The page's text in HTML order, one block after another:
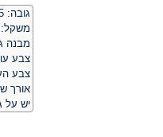
גובה: 175 ס"מ
משקל: 85 ק"ג
מבנה
צבע
צבע
אורך
יש על